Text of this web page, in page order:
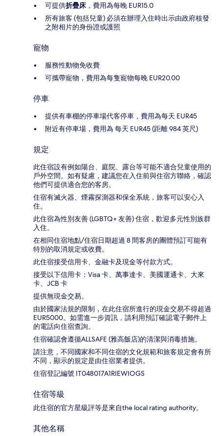
可提供折疊床 ，費用為每晚 EUR15.0
所有旅客 (包括兒童) 必須在辦理入住時出示由政府核發
之附相片的身份證或護照
寵物
服務性動物免收費
可攜帶寵物，費用為每隻寵物每晚 EUR20.00
停車
提供有車棚的停車場代客停車，費用為每天 EUR45
附近有停車場，費用為 每天 EUR45 (距離 984 英尺)
規定
此住宿設有例如陽台、庭院、露台等可能不適合兒童使用的
戶外空間。如有疑慮，建議您在入住前與住宿方聯絡，確認
他們可提供適合您的客房。
住宿有滅火器、煙霧探測器和保全系統，旅客可以安心入
住。
此住宿為性別友善 (LGBTQ+ 友善) 住宿，歡迎多元性別族群
入住。
在相同住宿地點/住宿日期超過 8 間客房的團體預訂可能有
特別的取消規定或收費。
此住宿接受信用卡、金融卡及現金等付款方式。
接受以下信用卡：Visa 卡、萬事達卡、美國運通卡、大來
卡、JCB 卡
提供無現金交易。
由於國家法規的限制，在此住宿所進行的現金交易不得超過
EUR5000。如需進一步資訊，請利用預訂確認電子郵件上
的電話向住宿查詢。
住宿確認會遵循ALLSAFE (雅高飯店)的清潔與消毒措施。
請注意，不同國家和不同住宿的文化規範和旅客規定會有所
不同，顯示的規定是由住宿業者提供。
住宿登記編號 IT048017A1RIEWIOGS
住宿等級
此住宿的官方星級評等是來自the local rating authority。
其他名稱